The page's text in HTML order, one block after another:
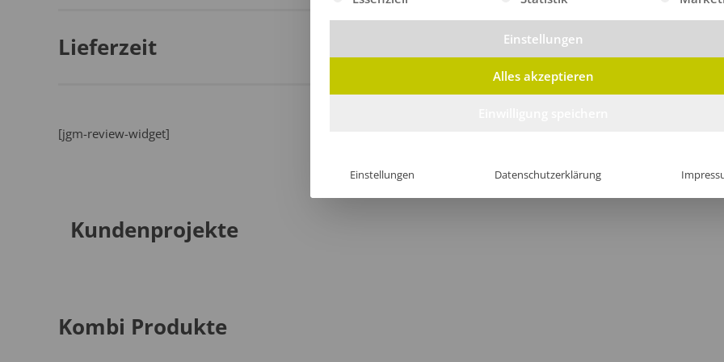
Lieferzeit
[jgm-review-widget]
Kundenprojekte
Kombi Produkte
Einstellungen
Alles akzeptieren
Einstellungen Datenschutzerklärung